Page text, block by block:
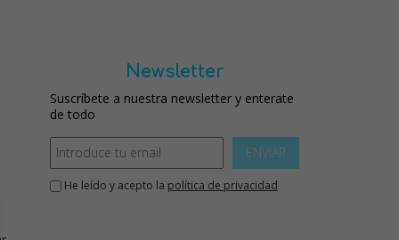
Newsletter
Suscríbete a nuestra newsletter y enterate
de todo
ENVIAR
He leído y acepto la política de privacidad